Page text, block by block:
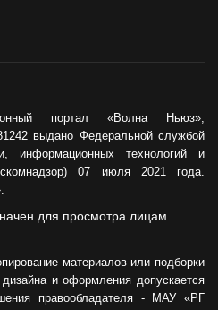
портал «Волна Ньюз»,
выдано Федеральной службой
информационных технологий и
07 июля 2021 года.
для просмотра лицам
материалов или подборки
и оформления допускается
правообладателя - МАУ «РГ